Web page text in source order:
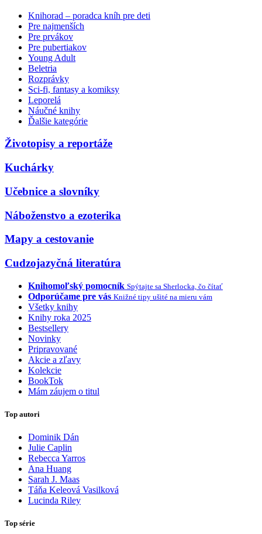
Knihorad – poradca kníh pre deti
Pre najmenších
Pre prvákov
Pre pubertiakov
Young Adult
Beletria
Rozprávky
Sci-fi, fantasy a komiksy
Leporelá
Náučné knihy
Ďalšie kategórie
Životopisy a reportáže
Kuchárky
Učebnice a slovníky
Náboženstvo a ezoterika
Mapy a cestovanie
Cudzojazyčná literatúra
Knihomoľský pomocník Spýtajte sa Sherlocka, čo čítať
Odporúčame pre vás Knižné tipy ušité na mieru vám
Všetky knihy
Knihy roka 2025
Bestsellery
Novinky
Pripravované
Akcie a zľavy
Kolekcie
BookTok
Mám záujem o titul
Top autori
Dominik Dán
Julie Caplin
Rebecca Yarros
Ana Huang
Sarah J. Maas
Táňa Keleová Vasilková
Lucinda Riley
Top série